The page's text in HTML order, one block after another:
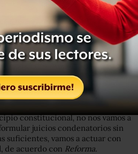
de Coordinación Política del
pidió información a la Unidad
y a la Fiscalía General de la
que realizan
Unidos a las finanzas de Medina
porque luego se cometen
la presunción de
constitucional, no nos vamos a
juicios condenatorios sin
suficientes, vamos a actuar con
de acuerdo con Reforma.